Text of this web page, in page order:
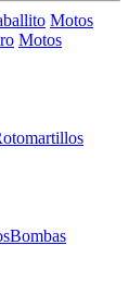
Motos
Motos
Bombas